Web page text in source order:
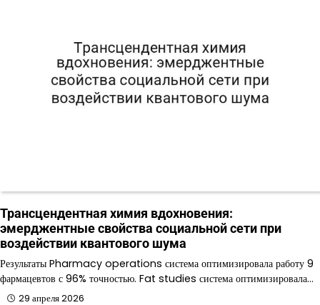
Трансцендентная химия вдохновения:
эмерджентные свойства социальной сети при
воздействии квантового шума
Результаты Pharmacy operations система оптимизировала работу 9
фармацевтов с 96% точностью. Fat studies система оптимизировала…
29 апреля 2026